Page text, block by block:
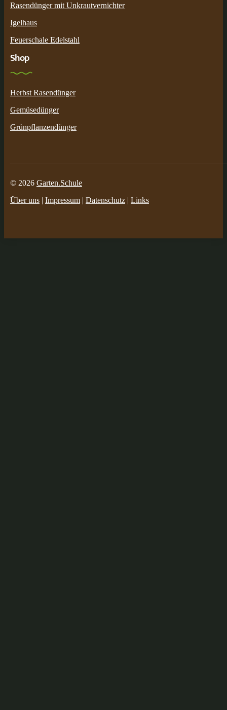
Rasendünger mit Unkrautvernichter
Igelhaus
Feuerschale Edelstahl
Shop
Herbst Rasendünger
Gemüsedünger
Grünpflanzendünger
© 2026 Garten.Schule
Über uns | Impressum | Datenschutz | Links